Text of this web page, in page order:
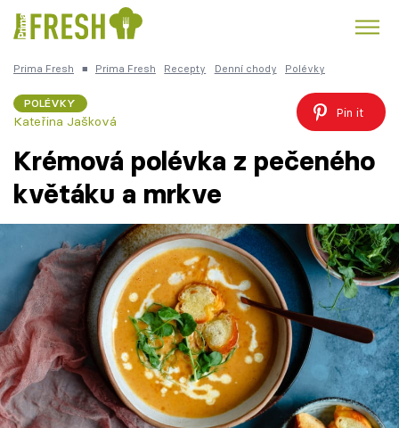
Česká kuchyně
Témata
Recepty
Články
TV Program
Škola vaření
Prima Fresh ■ Prima Fresh Recepty Denní chody Polévky
POLÉVKY
Kateřina Jašková
Pin it
Krémová polévka z pečeného
květáku a mrkve